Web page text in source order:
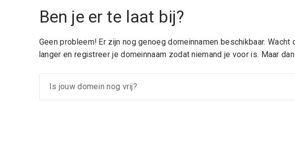
Ben je er te laat bij?
Geen probleem! Er zijn nog genoeg domeinnamen beschikbaar. Wacht
langer en registreer je domeinnaam zodat niemand je voor is. Maar